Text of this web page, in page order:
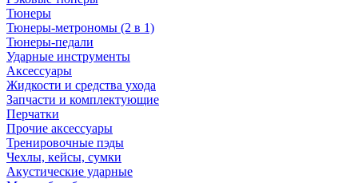
Тюнеры
Тюнеры-метрономы (2 в 1)
Тюнеры-педали
Ударные инструменты
Аксессуары
Жидкости и средства ухода
Запчасти и комплектующие
Перчатки
Прочие аксессуары
Тренировочные пэды
Чехлы, кейсы, сумки
Акустические ударные